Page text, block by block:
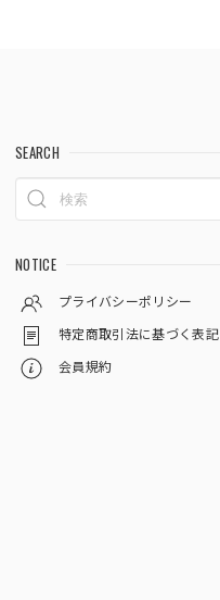
SEARCH
NOTICE
プライバシーポリシー
特定商取引法に基づく表記
会員規約